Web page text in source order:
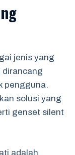
jenis yang
dirancang
pengguna.
solusi yang
genset silent
adalah